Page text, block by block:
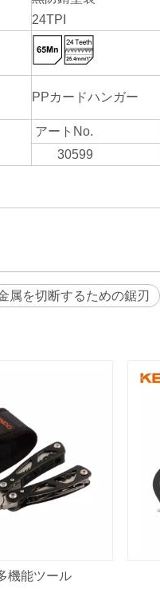
24TPI
PPカードハンガー
アートNo.
30599
属を切断するための鋸刃
機能ツール